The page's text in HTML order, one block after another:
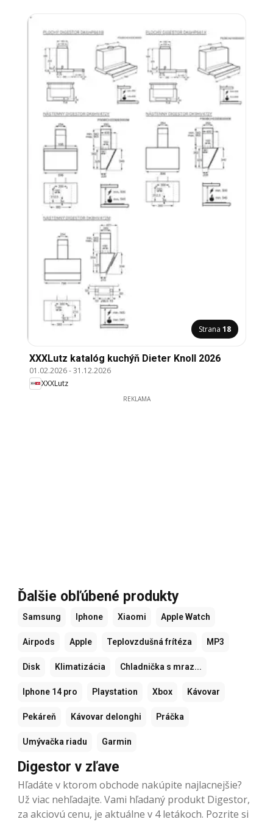
Strana 18
XXXLutz katalóg kuchýň Dieter Knoll 2026
01.02.2026-31.12.2026
XXXLutz
REKLAMA
Ďalšie obľúbené produkty
Samsung Iphone Xiaomi Apple Watch
Airpods Apple Teplovzdušná frítéza MP3
Disk Klimatizácia Chladnička s mraz...
Iphone 14 pro Playstation Xbox Kávovar
Pekáreň Kávovar delonghi Práčka
Umývačka riadu Garmin
Digestor v zľave
Hľadáte v ktorom obchode nakúpite najlacnejšie?
Už viac nehľadajte. Vami hľadaný produkt Digestor,
za akciovú cenu, je aktuálne v 4 letákoch. Pozrite si